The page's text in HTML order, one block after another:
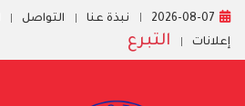
نبذة عنا التواصل
إعلانات
التبرع